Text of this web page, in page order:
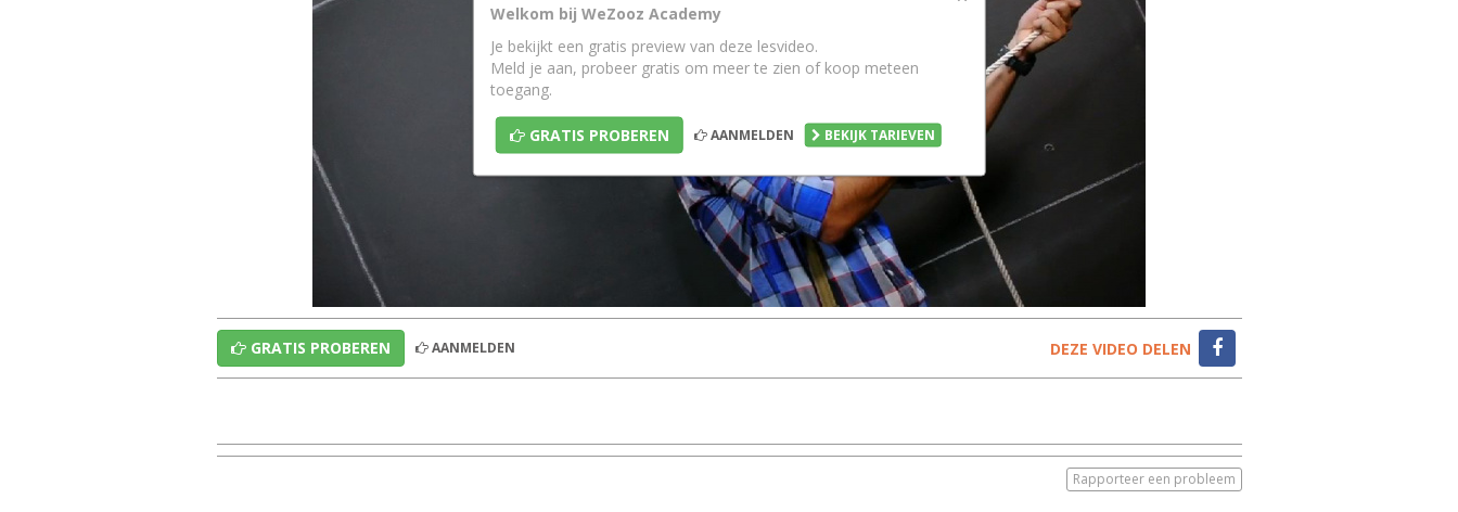
Welkom bij WeZooz Academy
Je bekijkt een gratis preview van deze lesvideo.
Meld je aan, probeer gratis om meer te zien of koop meteen
toegang.
GRATIS PROBEREN AANMELDEN BEKIJK TARIEVEN
GRATIS PROBEREN AANMELDEN DEZE VIDEO DELEN
Rapporteer een probleem